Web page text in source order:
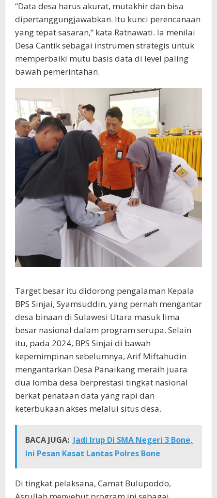
“Data desa harus akurat, mutakhir dan bisa
dipertanggungjawabkan. Itu kunci perencanaan
yang tepat sasaran,” kata Ratnawati. Ia menilai
Desa Cantik sebagai instrumen strategis untuk
memperbaiki mutu basis data di level paling
bawah pemerintahan.
Target besar itu didorong pengalaman Kepala
BPS Sinjai, Syamsuddin, yang pernah mengantar
desa binaan di Sulawesi Utara masuk lima
besar nasional dalam program serupa. Selain
itu, pada 2024, BPS Sinjai di bawah
kepemimpinan sebelumnya, Arif Miftahudin
mengantarkan Desa Panaikang meraih juara
dua lomba desa berprestasi tingkat nasional
berkat penataan data yang rapi dan
keterbukaan akses melalui situs desa.
BACA JUGA: Jadi Irup Di SMA Negeri 3 Bone,
Ini Pesan Kasat Lantas Polres Bone
Di tingkat pelaksana, Camat Bulupoddo,